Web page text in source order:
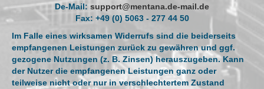
De-Mail: support@mentana.de-mail.de
Fax: +49 (0) 5063 - 277 44 50
Im Falle eines wirksamen Widerrufs sind die beiderseits
empfangenen Leistungen zurück zu gewähren und ggf.
gezogene Nutzungen (z. B. Zinsen) herauszugeben. Kann
der Nutzer die empfangenen Leistungen ganz oder
teilweise nicht oder nur in verschlechtertem Zustand